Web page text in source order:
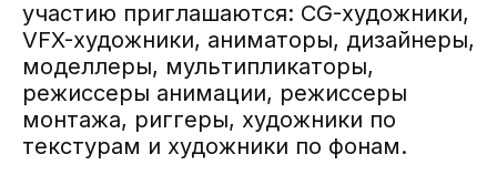
участию приглашаются: CG-художники,
VFX-художники, аниматоры, дизайнеры,
моделлеры, мультипликаторы,
режиссеры анимации, режиссеры
монтажа, риггеры, художники по
текстурам и художники по фонам.